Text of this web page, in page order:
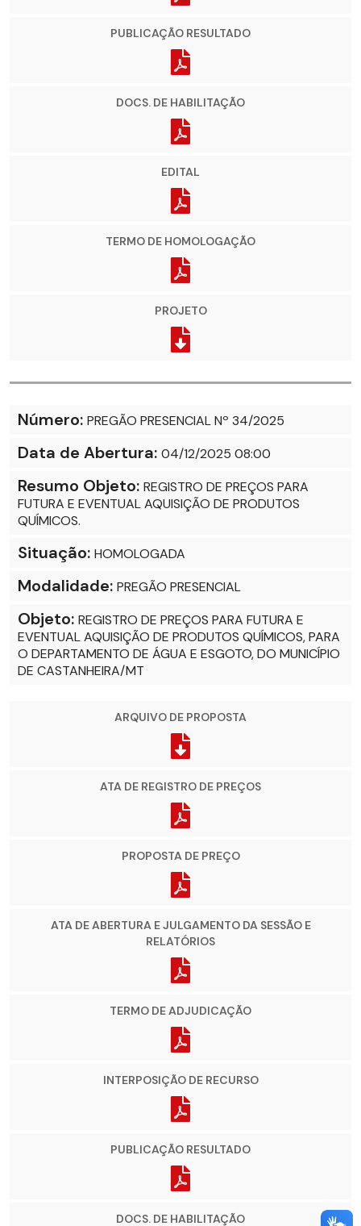
PUBLICAÇÃO RESULTADO
DOCS. DE HABILITAÇÃO
EDITAL
TERMO DE HOMOLOGAÇÃO
PROJETO
Número: PREGÃO PRESENCIAL Nº 34/2025
Data de Abertura: 04/12/2025 08:00
Resumo Objeto: REGISTRO DE PREÇOS PARA
FUTURA E EVENTUAL AQUISIÇÃO DE PRODUTOS
QUÍMICOS.
Situação: HOMOLOGADA
Modalidade: PREGÃO PRESENCIAL
Objeto: REGISTRO DE PREÇOS PARA FUTURA E
EVENTUAL AQUISIÇÃO DE PRODUTOS QUÍMICOS, PARA
O DEPARTAMENTO DE ÁGUA E ESGOTO, DO MUNICÍPIO
DE CASTANHEIRA/MT
ARQUIVO DE PROPOSTA
ATA DE REGISTRO DE PREÇOS
PROPOSTA DE PREÇO
ATA DE ABERTURA E JULGAMENTO DA SESSÃO E
RELATÓRIOS
TERMO DE ADJUDICAÇÃO
INTERPOSIÇÃO DE RECURSO
PUBLICAÇÃO RESULTADO
DOCS. DE HABILITAÇÃO